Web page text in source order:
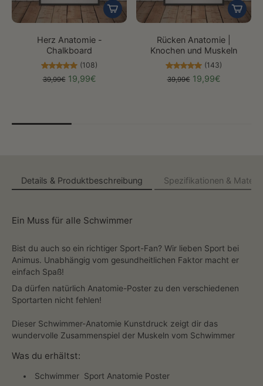
Herz Anatomie -
Chalkboard
(108)
39,99€ 19,99€
Rücken Anatomie |
Knochen und Muskeln
(143)
39,99€ 19,99€
Details & Produktbeschreibung Spezifikationen &
Ein Muss für alle Schwimmer
Bist du auch so ein richtiger Sport-Fan? Wir lieben Sport bei
Animus. Unabhängig vom gesundheitlichen Faktor macht er
einfach Spaß!
Da dürfen natürlich Anatomie-Poster zu den verschiedenen
Sportarten nicht fehlen!
Dieser Schwimmer-Anatomie Kunstdruck zeigt dir das
wundervolle Zusammenspiel der Muskeln vom Schwimmer
Was du erhältst:
SchwimmerSport Anatomie Poster